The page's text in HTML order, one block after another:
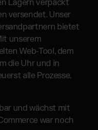
Lagern verpackt
versendet. Unser
bietet
unserem
Web-Tool, dem
die Uhr und in
alle Prozesse.
und wächst mit
war noch